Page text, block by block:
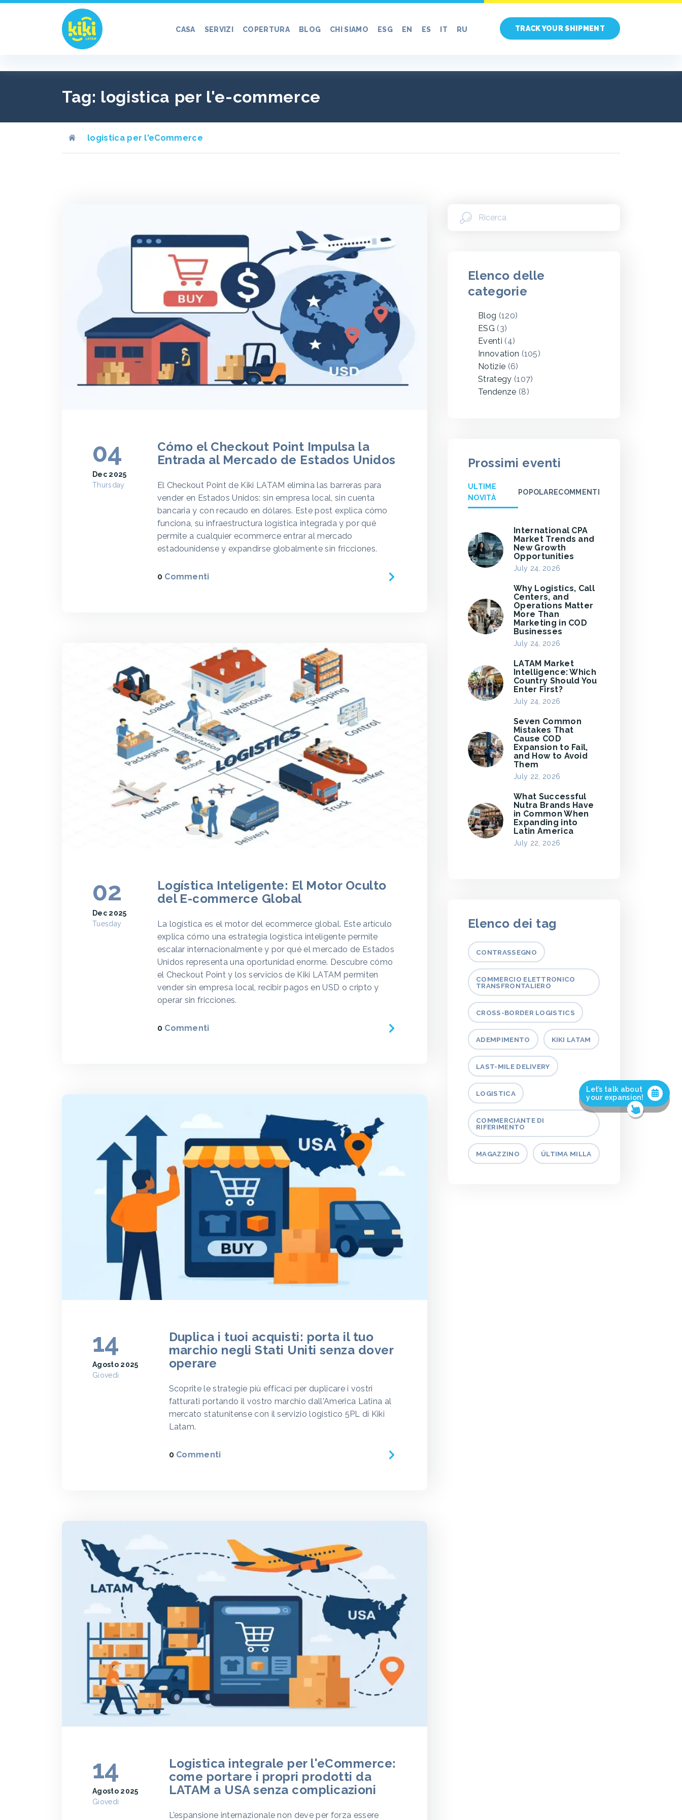
Vai
CASA SERVIZI COPERTURA BLOG CHI SIAMO ESG EN ES IT RU TRACK YOUR SHIPMENT
Tag: logistica per l'e-commerce
logistica per l'eCommerce
04
Dec 2025
Thursday
Cómo el Checkout Point Impulsa la
Entrada al Mercado de Estados Unidos
El Checkout Point de Kiki LATAM elimina las barreras para
vender en Estados Unidos: sin empresa local, sin cuenta
bancaria y con recaudo en dólares. Este post explica cómo
funciona, su infraestructura logística integrada y por qué
permite a cualquier ecommerce entrar al mercado
estadounidense y expandirse globalmente sin fricciones.
0 Commenti
02
Dec 2025
Tuesday
Logística Inteligente: El Motor Oculto
del E-commerce Global
La logística es el motor del ecommerce global. Este artículo
explica cómo una estrategia logística inteligente permite
escalar internacionalmente y por qué el mercado de Estados
Unidos representa una oportunidad enorme. Descubre cómo
el Checkout Point y los servicios de Kiki LATAM permiten
vender sin empresa local, recibir pagos en USD o cripto y
operar sin fricciones.
0 Commenti
14
Agosto 2025
Giovedì
Duplica i tuoi acquisti: porta il tuo
marchio negli Stati Uniti senza dover
operare
Scoprite le strategie più efficaci per duplicare i vostri
fatturati portando il vostro marchio dall'America Latina al
mercato statunitense con il servizio logistico 5PL di Kiki
Latam.
0 Commenti
14
Agosto 2025
Giovedì
Logistica integrale per l'eCommerce:
come portare i propri prodotti da
LATAM a USA senza complicazioni
L'espansione internazionale non deve per forza essere
Elenco delle
categorie
Blog (120)
ESG (3)
Eventi (4)
Innovation (105)
Notizie (6)
Strategy (107)
Tendenze (8)
Prossimi eventi
ULTIME
NOVITÀ
POPOLARECOMMENTI
International CPA
Market Trends and
New Growth
Opportunities
July 24, 2026
Why Logistics, Call
Centers, and
Operations Matter
More Than
Marketing in COD
Businesses
July 24, 2026
LATAM Market
Intelligence: Which
Country Should You
Enter First?
July 24, 2026
Seven Common
Mistakes That
Cause COD
Expansion to Fail,
and How to Avoid
Them
July 22, 2026
What Successful
Nutra Brands Have
in Common When
Expanding into
Latin America
July 22, 2026
Elenco dei tag
CONTRASSEGNO
COMMERCIO ELETTRONICO
TRANSFRONTALIERO
CROSS-BORDER LOGISTICS
ADEMPIMENTO KIKI LATAM
LAST-MILE DELIVERY
LOGISTICA
COMMERCIANTE DI
RIFERIMENTO
MAGAZZINO ÚLTIMA MILLA
Let’s talk about
your expansion!